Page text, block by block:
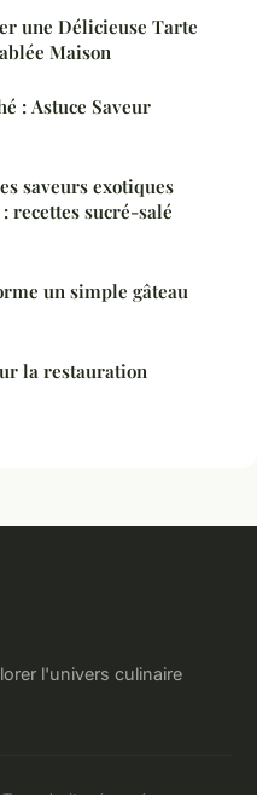
une Délicieuse Tarte
Maison
: Astuce Saveur
saveurs exotiques
recettes sucré-salé
un simple gâteau
la restauration
l'univers culinaire